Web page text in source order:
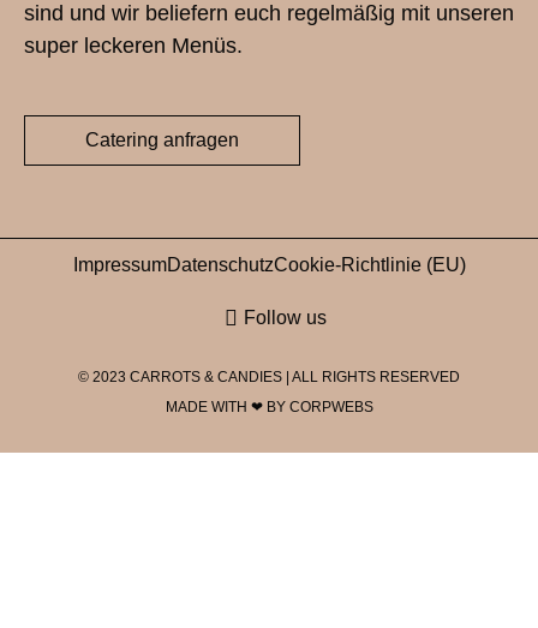
sind und wir beliefern euch regelmäßig mit unseren
super leckeren Menüs.
Catering anfragen
ImpressumDatenschutzCookie-Richtlinie (EU)
Follow us
© 2023 CARROTS & CANDIES | ALL RIGHTS RESERVED
MADE WITH ❤ BY CORPWEBS